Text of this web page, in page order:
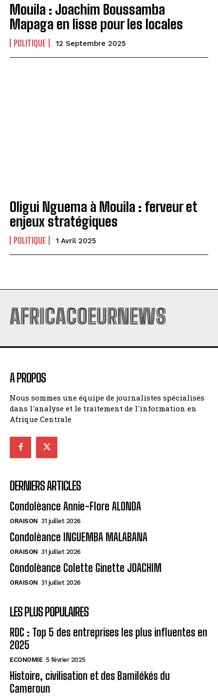
Mouila : Joachim Boussamba
Mapaga en lisse pour les locales
POLITIQUE 12 Septembre 2025
Oligui Nguema à Mouila : ferveur et
enjeux stratégiques
POLITIQUE 1 Avril 2025
AFRICACOEURNEWS
A PROPOS
Nous sommes une équipe de journalistes spécialisés
dans l'analyse et le traitement de l'information en
Afrique Centrale
DERNIERS ARTICLES
Condolèance Annie-Flore ALONDA
ORAISON 31 juillet 2026
Condolèance INGUEMBA MALABANA
ORAISON 31 juillet 2026
Condolèance Colette Ginette JOACHIM
ORAISON 31 juillet 2026
LES PLUS POPULAIRES
RDC : Top 5 des entreprises les plus influentes en
2025
ECONOMIE 5 février 2025
Histoire, civilisation et des Bamilékés du
Cameroun